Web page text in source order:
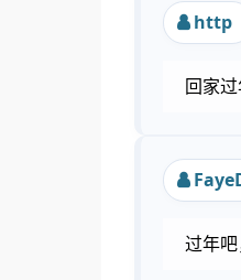
http
回家
过年